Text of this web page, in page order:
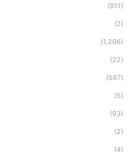
(911)
(2)
(1,206)
(22)
(567)
(5)
(93)
(2)
(4)